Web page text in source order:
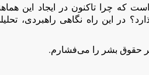
که چرا تاکنون در ایجاد این
در این راه نگاهی راهبردی،
حقوق بشر را می‌فشارم.